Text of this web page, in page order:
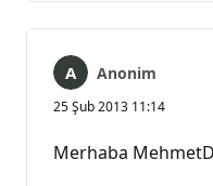
Anonim
25 Şub 2013 11:14
Merhaba